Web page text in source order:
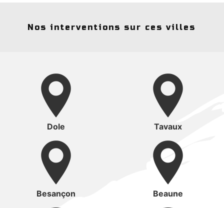
Nos interventions sur ces villes
Dole Tavaux
Besançon Beaune